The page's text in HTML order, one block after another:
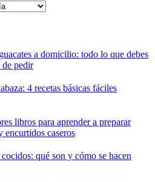
a domicilio: todo lo que debes
de pedir
4 recetas básicas fáciles
libros para aprender a preparar
encurtidos caseros
qué son y cómo se hacen